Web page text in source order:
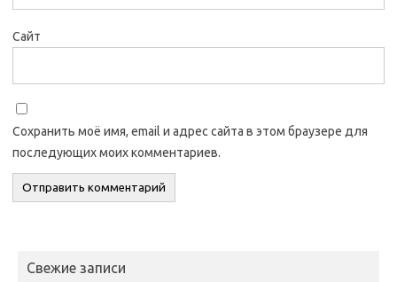
Сайт
Сохранить моё имя, email и адрес сайта в этом браузере для
последующих моих комментариев.
Свежие записи